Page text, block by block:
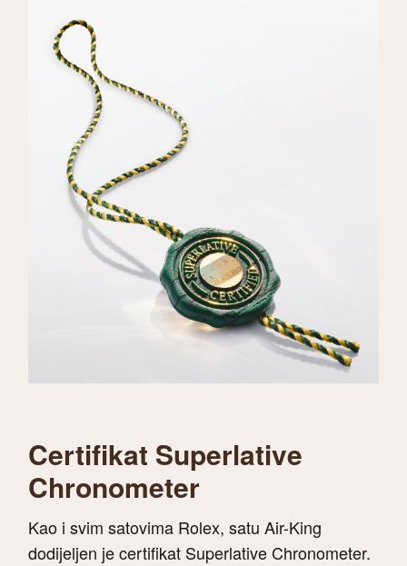
Certifikat Superlative
Chronometer
Kao i svim satovima Rolex, satu Air-King
dodijeljen je certifikat Superlative Chronometer.